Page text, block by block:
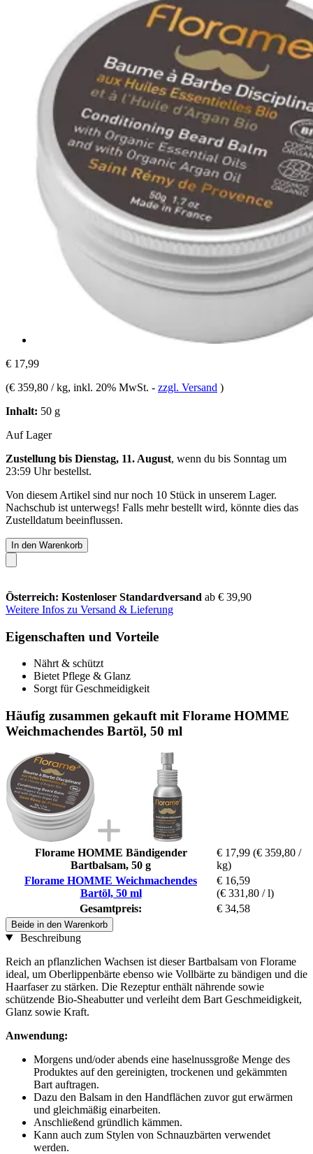
€ 17,99
(€ 359,80 / kg, inkl. 20% MwSt. - zzgl. Versand )
Inhalt: 50 g
Auf Lager
Zustellung bis Dienstag, 11. August, wenn du bis Sonntag um
23:59 Uhrbestellst.
Von diesem Artikel sind nur noch 10 Stück in unserem Lager.
Nachschub ist unterwegs! Falls mehr bestellt wird, könnte dies das
Zustelldatum beeinflussen.
In den Warenkorb
Österreich: Kostenloser Standardversand ab € 39,90
Weitere Infos zu Versand & Lieferung
Eigenschaften und Vorteile
Nährt & schützt
Bietet Pflege & Glanz
Sorgt für Geschmeidigkeit
Häufig zusammen gekauft mit Florame HOMME
Weichmachendes Bartöl, 50 ml
Florame HOMME Bändigender
Bartbalsam, 50 g
€ 17,99 (€ 359,80 /
kg)
Florame HOMME Weichmachendes
Bartöl, 50 ml
€ 16,59
(€ 331,80 / l)
Gesamtpreis:
€ 34,58
Beide in den Warenkorb
Beschreibung
Reich an pflanzlichen Wachsen ist dieser Bartbalsam von Florame
ideal, um Oberlippenbärte ebenso wie Vollbärte zu bändigen und die
Haarfaser zu stärken. Die Rezeptur enthält nährende sowie
schützende Bio-Sheabutter und verleiht dem Bart Geschmeidigkeit,
Glanz sowie Kraft.
Anwendung:
Morgens und/oder abends eine haselnussgroße Menge des
Produktes auf den gereinigten, trockenen und gekämmten
Bart auftragen.
Dazu den Balsam in den Handflächen zuvor gut erwärmen
und gleichmäßig einarbeiten.
Anschließend gründlich kämmen.
Kann auch zum Stylen von Schnauzbärten verwendet
werden.